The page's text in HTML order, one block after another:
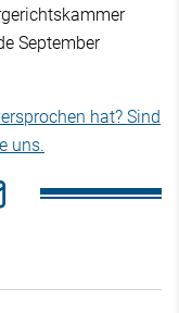
September
hat? Sind
uns.